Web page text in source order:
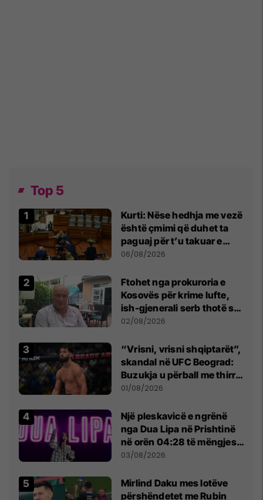
Top 5
Kurti: Nëse hedhja me vezë
është çmimi që duhet ta
paguaj për t’u takuar e
bashkëbiseduar jam i
06/08/2026
Ftohet nga prokuroria e
Kosovës për krime lufte,
ish-gjenerali serb thotë se
dikush e tradhtoi në
02/08/2026
“Vrisni, vrisni shqiptarët”,
skandal në UFC Beograd:
Buzukja u përball me thirrje
anti-shqiptare nga
01/08/2026
Një pleskavicë e ngrënë
nga Dua Lipa në Prishtinë
në orën 04:28 të mëngjesit
- dhe bota digjitale serbe
03/08/2026
Mirlind Daku mes lotëve
përshëndetet me Rubin